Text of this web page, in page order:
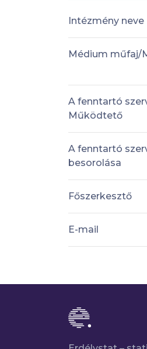
Intézmény neve
Médium műfaj/
A fenntartó
Működtető
A fenntartó
besorolása
Főszerkesztő
E-mail